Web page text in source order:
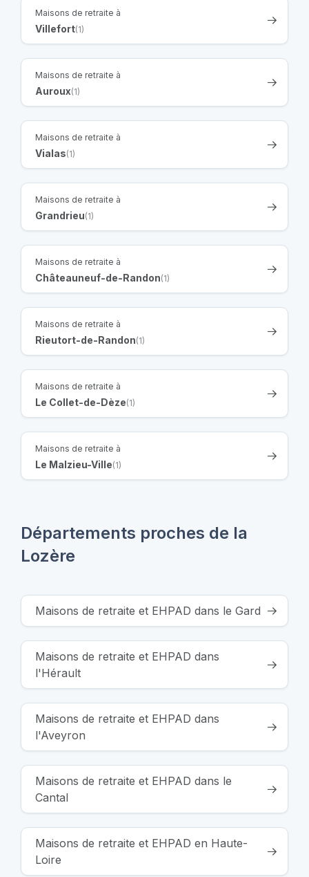
Maisons de retraite à
Villefort(1)
Maisons de retraite à
Auroux(1)
Maisons de retraite à
Vialas(1)
Maisons de retraite à
Grandrieu(1)
Maisons de retraite à
Châteauneuf-de-Randon(1)
Maisons de retraite à
Rieutort-de-Randon(1)
Maisons de retraite à
Le Collet-de-Dèze(1)
Maisons de retraite à
Le Malzieu-Ville(1)
Départements proches de la
Lozère
Maisons de retraite et EHPAD dans le Gard
Maisons de retraite et EHPAD dans
l'Hérault
Maisons de retraite et EHPAD dans
l'Aveyron
Maisons de retraite et EHPAD dans le
Cantal
Maisons de retraite et EHPAD en Haute-
Loire